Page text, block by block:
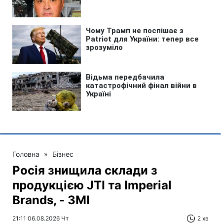
Головна » Бізнес
Росія знищила склади з
продукцією JTI та Imperial
Brands, - ЗМІ
21:11 06.08.2026 Чт 2 хв